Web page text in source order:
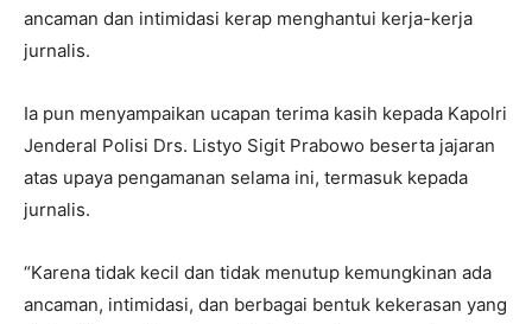
ancaman dan intimidasi kerap menghantui kerja-kerja
jurnalis.
Ia pun menyampaikan ucapan terima kasih kepada Kapolri
Jenderal Polisi Drs. Listyo Sigit Prabowo beserta jajaran
atas upaya pengamanan selama ini, termasuk kepada
jurnalis.
“Karena tidak kecil dan tidak menutup kemungkinan ada
ancaman, intimidasi, dan berbagai bentuk kekerasan yang